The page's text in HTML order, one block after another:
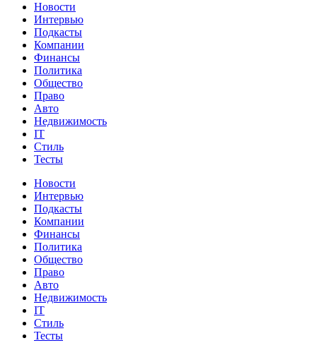
Новости
Интервью
Подкасты
Компании
Финансы
Политика
Общество
Право
Авто
Недвижимость
IT
Стиль
Тесты
Новости
Интервью
Подкасты
Компании
Финансы
Политика
Общество
Право
Авто
Недвижимость
IT
Стиль
Тесты